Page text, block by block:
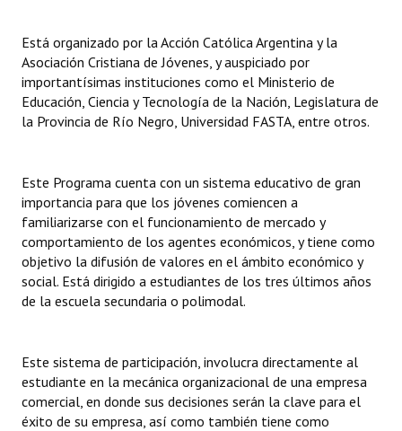
Comunicaciones
Declaraciones
Resoluciones de Presidencia
INSTITUCIONAL
Antiguos Pobladores
Noticias Destacadas
Datos Históricos
Premio al Mérito - Registro
Está organizado por la Acción Católica Argentina y la
Asociación Cristiana de Jóvenes, y auspiciado por
importantísimas instituciones como el Ministerio de
Educación, Ciencia y Tecnología de la Nación, Legislatura de
la Provincia de Río Negro, Universidad FASTA, entre otros.
Este Programa cuenta con un sistema educativo de gran
importancia para que los jóvenes comiencen a
familiarizarse con el funcionamiento de mercado y
comportamiento de los agentes económicos, y tiene como
objetivo la difusión de valores en el ámbito económico y
social. Está dirigido a estudiantes de los tres últimos años
de la escuela secundaria o polimodal.
Este sistema de participación, involucra directamente al
estudiante en la mecánica organizacional de una empresa
comercial, en donde sus decisiones serán la clave para el
éxito de su empresa, así como también tiene como